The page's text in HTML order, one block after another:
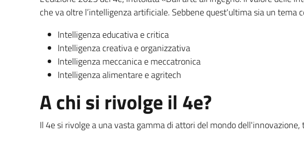
che va oltre l’intelligenza artificiale. Sebbene quest'ultima sia un
Intelligenza educativa e critica
Intelligenza creativa e organizzativa
Intelligenza meccanica e meccatronica
Intelligenza alimentare e agritech
A chi si rivolge il 4e?
Il 4e si rivolge a una vasta gamma di attori del mondo dell'innovazione,